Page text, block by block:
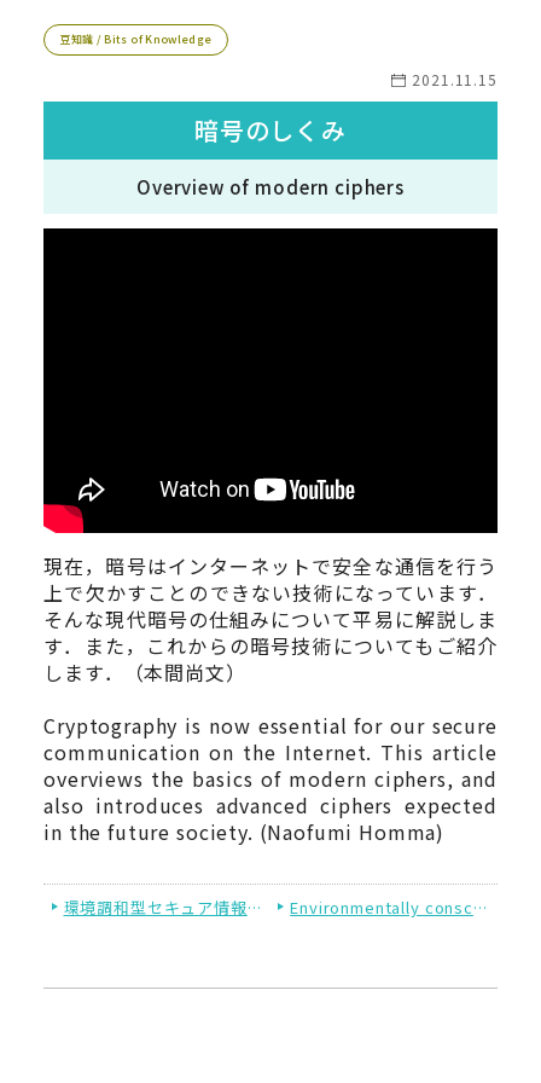
豆知識 / Bits of Knowledge
2021.11.15
暗号のしくみ
Overview of modern ciphers
現在，暗号はインターネットで安全な通信を行う
上で欠かすことのできない技術になっています．
そんな現代暗号の仕組みについて平易に解説しま
す．また，これからの暗号技術についてもご紹介
します．（本間尚文）
Cryptography is now essential for our secure
communication on the Internet. This article
overviews the basics of modern ciphers, and
also introduces advanced ciphers expected
in the future society. (Naofumi Homma)
環境調和型セキュア情報システム研究室（本間研究室） Environmentally conscious secure information systems laboratory (Homma laboratory)